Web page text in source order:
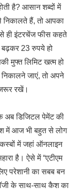
है? आसान शब्दों में
हैं, तो आपका
ही इंटरचेंज फीस कहते
23 रुपये हो
मुफ्त लिमिट खत्म हो
जाएं, तो अपने
रखें।
अब डिजिटल पेमेंट की
में आज भी बहुत से लोग
कस्बों में जहां ऑनलाइन
है। ऐसे में “एटीएम
परेशानी का सबब बन
के साथ-साथ कैश का